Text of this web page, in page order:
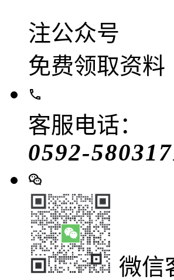
注公众号
免费领取资料
客服电话：
0592-
微信